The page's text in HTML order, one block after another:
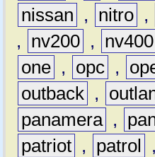
nissan
, nitro ,
,
nv200 , nv400
one , opc ,
outback ,
panamera ,
patriot , patrol ,